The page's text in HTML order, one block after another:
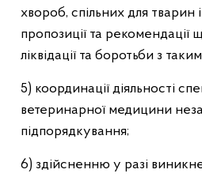
хвороб, спільних для тварин
пропозиції та рекомендації
ліквідації та боротьби з
5) координації діяльності
ветеринарної медицини
підпорядкування;
6) здійсненню у разі